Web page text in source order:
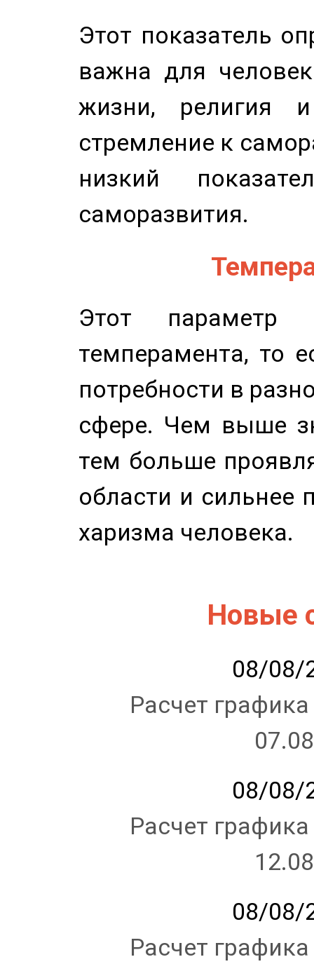
Этот показатель
важна для
жизни, религия
стремление к
низкий
саморазвития.
Этот параметр
темперамента, то
потребности в
сфере. Чем выше
тем больше
области и сильнее
харизма человека.
Новые
08/08/
Расчет
08/08/
Расчет
08/08/
Расчет